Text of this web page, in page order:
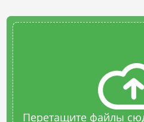
Перетащите файлы